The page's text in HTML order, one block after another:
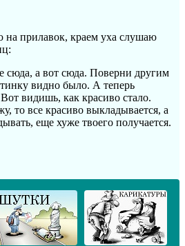
на прилавок, краем уха слушаю
сюда, а вот сюда. Поверни другим
видно было. А теперь
видишь, как красиво стало.
то все красиво выкладывается, а
еще хуже твоего получается.